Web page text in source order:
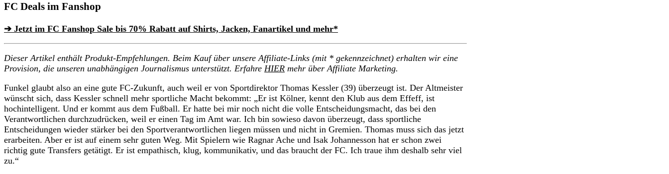
FC Deals im Fanshop
➔ Jetzt im FC Fanshop Sale bis 70% Rabatt auf Shirts, Jacken, Fanartikel und mehr*
Dieser Artikel enthält Produkt-Empfehlungen. Beim Kauf über unsere Affiliate-Links (mit * gekennzeichnet) erhalten wir eine
Provision, die unseren unabhängigen Journalismus unterstützt. Erfahre HIER mehr über Affiliate Marketing.
Funkel glaubt also an eine gute FC-Zukunft, auch weil er von Sportdirektor Thomas Kessler (39) überzeugt ist. Der Altmeister
wünscht sich, dass Kessler schnell mehr sportliche Macht bekommt: „Er ist Kölner, kennt den Klub aus dem Effeff, ist
hochintelligent. Und er kommt aus dem Fußball. Er hatte bei mir noch nicht die volle Entscheidungsmacht, das bei den
Verantwortlichen durchzudrücken, weil er einen Tag im Amt war. Ich bin sowieso davon überzeugt, dass sportliche
Entscheidungen wieder stärker bei den Sportverantwortlichen liegen müssen und nicht in Gremien. Thomas muss sich das jetzt
erarbeiten. Aber er ist auf einem sehr guten Weg. Mit Spielern wie Ragnar Ache und Isak Johannesson hat er schon zwei
richtig gute Transfers getätigt. Er ist empathisch, klug, kommunikativ, und das braucht der FC. Ich traue ihm deshalb sehr viel
zu.“